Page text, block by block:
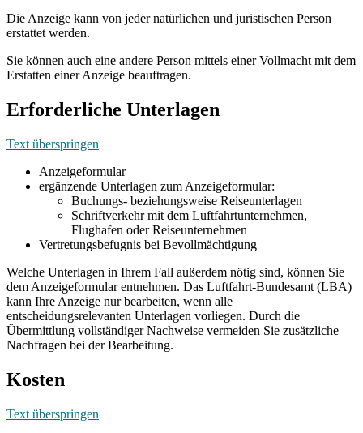
Die Anzeige kann von jeder natürlichen und juristischen Person
erstattet werden.
Sie können auch eine andere Person mittels einer Vollmacht mit dem
Erstatten einer Anzeige beauftragen.
Erforderliche Unterlagen
Text überspringen
Anzeigeformular
ergänzende Unterlagen zum Anzeigeformular:
Buchungs- beziehungsweise Reiseunterlagen
Schriftverkehr mit dem Luftfahrtunternehmen,
Flughafen oder Reiseunternehmen
Vertretungsbefugnis bei Bevollmächtigung
Welche Unterlagen in Ihrem Fall außerdem nötig sind, können Sie
dem Anzeigeformular entnehmen. Das Luftfahrt-Bundesamt (LBA)
kann Ihre Anzeige nur bearbeiten, wenn alle
entscheidungsrelevanten Unterlagen vorliegen. Durch die
Übermittlung vollständiger Nachweise vermeiden Sie zusätzliche
Nachfragen bei der Bearbeitung.
Kosten
Text überspringen